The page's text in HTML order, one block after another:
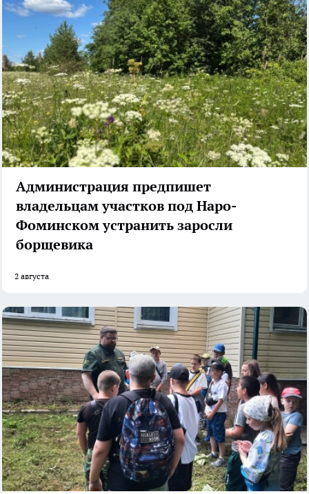
Администрация предпишет
владельцам участков под Наро-
Фоминском устранить заросли
борщевика
2 августа